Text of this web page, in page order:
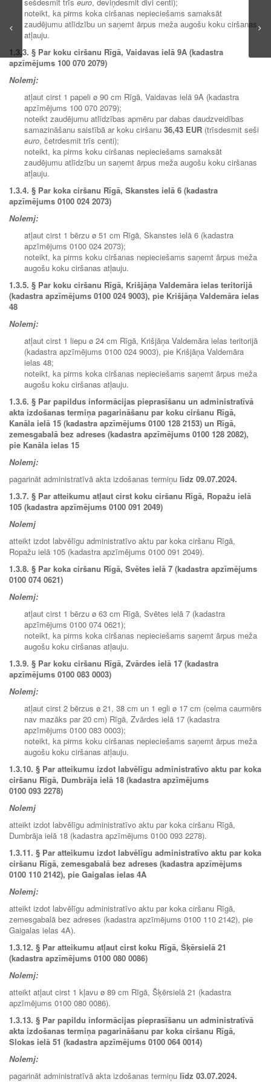
noteikt, ka pirms koka ciršanas nepieciešams samaksāt
zaudējumu atlīdzību un saņemt ārpus meža augošu koku ciršanas
atļauju.
1.3.3. § Par koku ciršanu Rīgā, Vaidavas ielā 9A (kadastra
apzīmējums 100 070 2079)
Nolemj:
atļaut cirst 1 papeli ø 90 cm Rīgā, Vaidavas ielā 9A (kadastra
apzīmējums 100 070 2079);
noteikt zaudējumu atlīdzības apmēru par dabas daudzveidības
samazināšanu saistībā ar koku ciršanu 36,43 EUR (trīsdesmit seši
euro, četrdesmit trīs centi);
noteikt, ka pirms koku ciršanas nepieciešams samaksāt
zaudējumu atlīdzību un saņemt ārpus meža augošu koku ciršanas
atļauju.
1.3.4. § Par koka ciršanu Rīgā, Skanstes ielā 6 (kadastra
apzīmējums 0100 024 2073)
Nolemj:
atļaut cirst 1 bērzu ø 51 cm Rīgā, Skanstes ielā 6 (kadastra
apzīmējums 0100 024 2073);
noteikt, ka pirms koku ciršanas nepieciešams saņemt ārpus meža
augošu koku ciršanas atļauju.
1.3.5. § Par koku ciršanu Rīgā, Krišjāņa Valdemāra ielas teritorijā
(kadastra apzīmējums 0100 024 9003), pie Krišjāņa Valdemāra ielas
48
Nolemj:
atļaut cirst 1 liepu ø 24 cm Rīgā, Krišjāņa Valdemāra ielas teritorijā
(kadastra apzīmējums 0100 024 9003), pie Krišjāņa Valdemāra
ielas 48;
noteikt, ka pirms koka ciršanas nepieciešams saņemt ārpus meža
augošu koku ciršanas atļauju.
1.3.6. § Par papildus informācijas pieprasīšanu un administratīvā
akta izdošanas termiņa pagarināšanu par koku ciršanu Rīgā,
Kanāla ielā 15 (kadastra apzīmējums 0100 128 2153) un Rīgā,
zemesgabalā bez adreses (kadastra apzīmējums 0100 128 2082),
pie Kanāla ielas 15
Nolemj:
pagarināt administratīvā akta izdošanas termiņu līdz 09.07.2024.
1.3.7. § Par atteikumu atļaut cirst koku ciršanu Rīgā, Ropažu ielā
105 (kadastra apzīmējums 0100 091 2049)
Nolemj
atteikt izdot labvēlīgu administratīvo aktu par koka ciršanu Rīgā,
Ropažu ielā 105 (kadastra apzīmējums 0100 091 2049).
1.3.8. § Par koka ciršanu Rīgā, Svētes ielā 7 (kadastra apzīmējums
0100 074 0621)
Nolemj:
atļaut cirst 1 bērzu ø 63 cm Rīgā, Svētes ielā 7 (kadastra
apzīmējums 0100 074 0621);
noteikt, ka pirms koka ciršanas nepieciešams saņemt ārpus meža
augošu koku ciršanas atļauju.
1.3.9. § Par koku ciršanu Rīgā, Zvārdes ielā 17 (kadastra
apzīmējums 0100 083 0003)
Nolemj:
atļaut cirst 2 bērzus ø 21, 38 cm un 1 egli ø 17 cm (celma caurmērs
nav mazāks par 20 cm) Rīgā, Zvārdes ielā 17 (kadastra
apzīmējums 0100 083 0003);
noteikt, ka pirms koku ciršanas nepieciešams saņemt ārpus meža
augošu koku ciršanas atļauju.
1.3.10. § Par atteikumu izdot labvēlīgu administratīvo aktu par koka
ciršanu Rīgā, Dumbrāja ielā 18 (kadastra apzīmējums
0100 093 2278)
Nolemj
atteikt izdot labvēlīgu administratīvo aktu par koka ciršanu Rīgā,
Dumbrāja ielā 18 (kadastra apzīmējums 0100 093 2278).
1.3.11. § Par atteikumu izdot labvēlīgu administratīvo aktu par koka
ciršanu Rīgā, zemesgabalā bez adreses (kadastra apzīmējums
0100 110 2142), pie Gaigalas ielas 4A
Nolemj:
atteikt izdot labvēlīgu administratīvo aktu par koka ciršanu Rīgā,
zemesgabalā bez adreses (kadastra apzīmējums 0100 110 2142), pie
Gaigalas ielas 4A).
1.3.12. § Par atteikumu atļaut cirst koku Rīgā, Šķērsielā 21
(kadastra apzīmējums 0100 080 0086)
Nolemj:
atteikt atļaut cirst 1 kļavu ø 89 cm Rīgā, Šķērsielā 21 (kadastra
apzīmējums 0100 080 0086).
1.3.13. § Par papildu informācijas pieprasīšanu un administratīvā
akta izdošanas termiņa pagarināšanu par koka ciršanu Rīgā,
Slokas ielā 51 (kadastra apzīmējums 0100 064 0014)
Nolemj:
pagarināt administratīvā akta izdošanas termiņu līdz 03.07.2024.